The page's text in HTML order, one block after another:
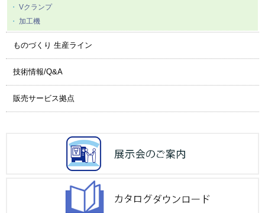
Vクランプ
加工機
ものづくり 生産ライン
技術情報/Q&A
販売サービス拠点